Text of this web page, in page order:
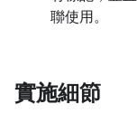
聯使用。
實施細節